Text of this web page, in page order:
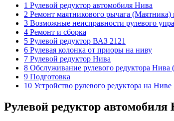
1 Рулевой редуктор автомобиля Нива
2 Ремонт маятникового рычага
3 Возможные неисправности рулевого
4 Ремонт и сборка
5 Рулевой редуктор ВАЗ 2121
6 Рулевая колонка от приоры на ниву
7 Рулевой редуктор Нива
8 Обслуживание рулевого редуктора
9 Подготовка
10 Устройство рулевого редуктора на Ниве
Рулевой редуктор автомобиля